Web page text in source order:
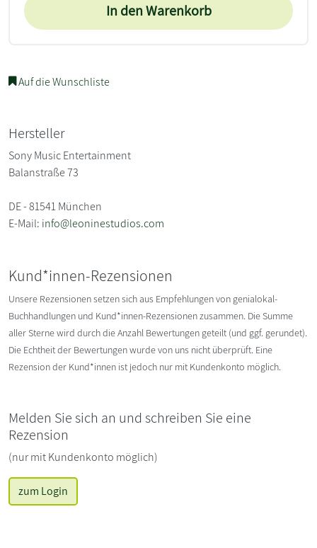
In den Warenkorb
Auf die Wunschliste
Hersteller
Sony Music Entertainment
Balanstraße 73
DE - 81541 München
E-Mail: info@leoninestudios.com
Kund*innen-Rezensionen
Unsere Rezensionen setzen sich aus Empfehlungen von genialokal-
Buchhandlungen und Kund*innen-Rezensionen zusammen. Die Summe
aller Sterne wird durch die Anzahl Bewertungen geteilt (und ggf. gerundet).
Die Echtheit der Bewertungen wurde von uns nicht überprüft. Eine
Rezension der Kund*innen ist jedoch nur mit Kundenkonto möglich.
Melden Sie sich an und schreiben Sie eine
Rezension
(nur mit Kundenkonto möglich)
zum Login